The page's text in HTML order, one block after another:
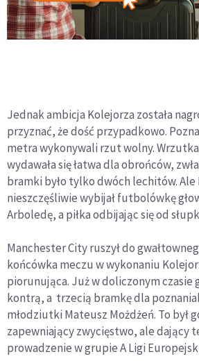
Jednak ambicja Kolejorza została
przyznać, że dość przypadkowo.
metra wykonywali rzut wolny.
wydawała się łatwa dla obrońców,
bramki było tylko dwóch lechitów.
nieszczęśliwie wybijał futbolówkę
Arboledę, a piłka odbijając się od
Manchester City ruszył do
końcówka meczu w wykonaniu
piorunująca. Już w doliczonym czasie
kontrą, a trzecią bramkę dla
młodziutki Mateusz Możdżeń. To był
zapewniający zwycięstwo, ale dający
prowadzenie w grupie A Ligi